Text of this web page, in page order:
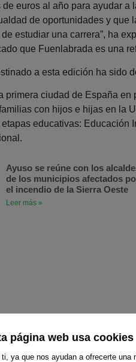
página web usa cookies
ya que nos ayudan a ofrecerte una
de euros al año para ayudar
de oportunidades y que
estudiar una carrera”, ha
que Fuenlabrada es una
a esta edición ha sido
primera ciudad de España
con hijos e hijas en la
educativas: Educación
Ayuso se reúne con los
de los municipios afectados
el incendio de la Sierra Oeste
Leer más »